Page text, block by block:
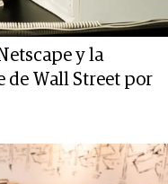
y la
de Wall Street por